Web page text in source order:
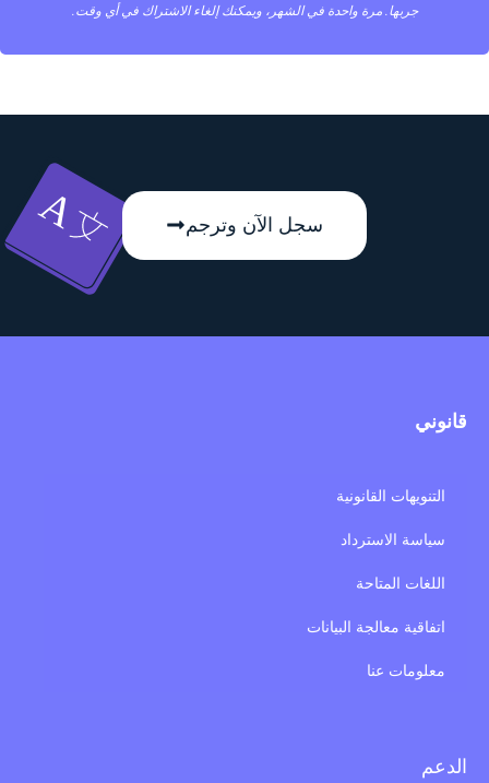
جربها. مرة واحدة في الشهر، ويمكنك إلغاء الاشتراك في أي وقت.
سجل الآن وترجم
قانوني
التنويهات القانونية
سياسة الاسترداد
اللغات المتاحة
اتفاقية معالجة البيانات
معلومات عنا
الدعم